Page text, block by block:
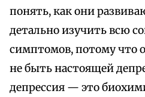
понять, как они
детально изучить всю
симптомов, потому что
не быть настоящей
депрессия — это